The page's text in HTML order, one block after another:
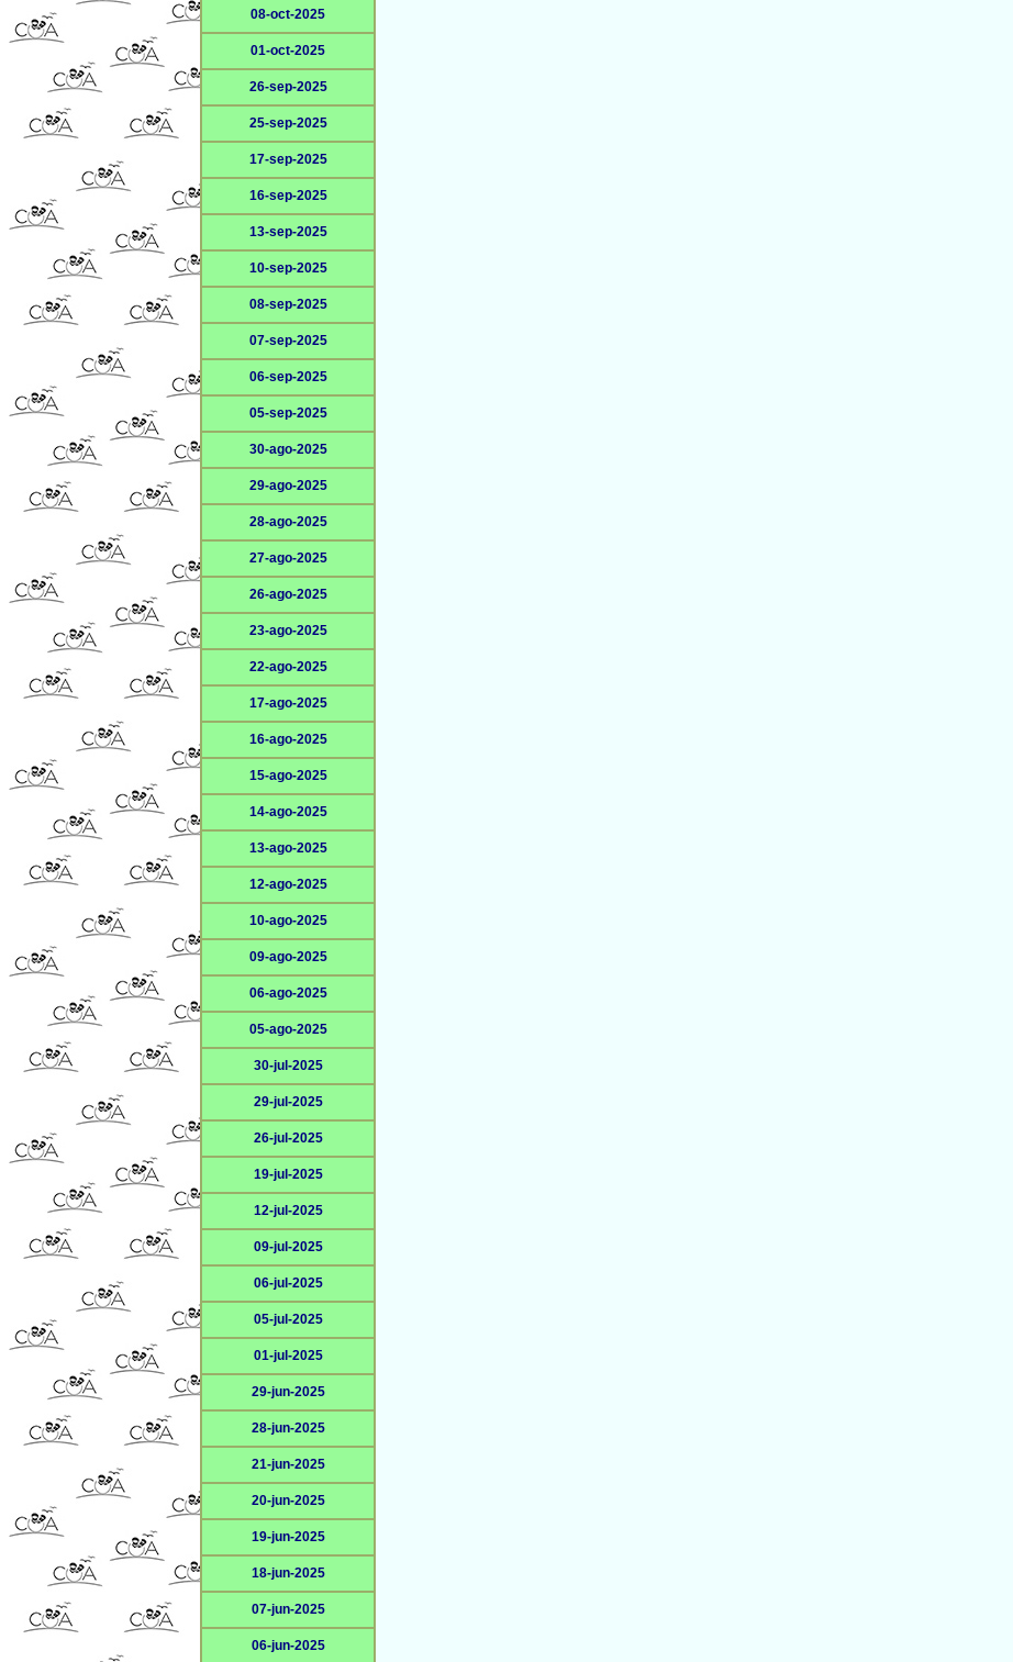
08-oct-2025
01-oct-2025
26-sep-2025
25-sep-2025
17-sep-2025
16-sep-2025
13-sep-2025
10-sep-2025
08-sep-2025
07-sep-2025
06-sep-2025
05-sep-2025
30-ago-2025
29-ago-2025
28-ago-2025
27-ago-2025
26-ago-2025
23-ago-2025
22-ago-2025
17-ago-2025
16-ago-2025
15-ago-2025
14-ago-2025
13-ago-2025
12-ago-2025
10-ago-2025
09-ago-2025
06-ago-2025
05-ago-2025
30-jul-2025
29-jul-2025
26-jul-2025
19-jul-2025
12-jul-2025
09-jul-2025
06-jul-2025
05-jul-2025
01-jul-2025
29-jun-2025
28-jun-2025
21-jun-2025
20-jun-2025
19-jun-2025
18-jun-2025
07-jun-2025
06-jun-2025